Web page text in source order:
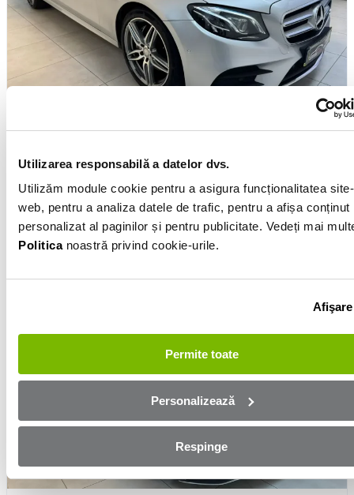
Utilizarea responsabilă a datelor dvs.
Utilizăm module cookie pentru a asigura funcționalitatea
web, pentru a analiza datele de trafic, pentru a afișa conținut
personalizat al paginilor și pentru publicitate. Vedeți mai
Politicanoastră privind cookie-urile.
Afişare
Permite toate
Personalizează
Respinge
Lunar de la
370 €
Preț 26 435 €
De la AUTO DAN SRL